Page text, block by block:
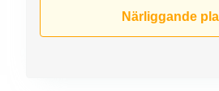
Närliggande